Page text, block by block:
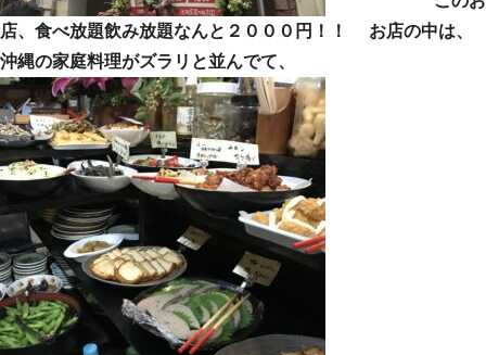
店、食べ放題飲み放題なんと２０００円！！ お店の中は、
沖縄の家庭料理がズラリと並んでて、